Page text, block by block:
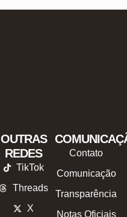
OUTRAS
REDES
TikTok
Threads
X
Contato
Comunicação
Transparência
Notas Oficiais